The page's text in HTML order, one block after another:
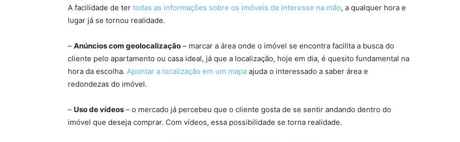
A facilidade de ter todas as informações sobre os imóveis de interesse na mão, a qualquer hora e
lugar já se tornou realidade.
– Anúncios com geolocalização – marcar a área onde o imóvel se encontra facilita a busca do
cliente pelo apartamento ou casa ideal, já que a localização, hoje em dia, é quesito fundamental na
hora da escolha. Apontar a localização em um mapa ajuda o interessado a saber área e
redondezas do imóvel.
– Uso de vídeos – o mercado já percebeu que o cliente gosta de se sentir andando dentro do
imóvel que deseja comprar. Com vídeos, essa possibilidade se torna realidade.